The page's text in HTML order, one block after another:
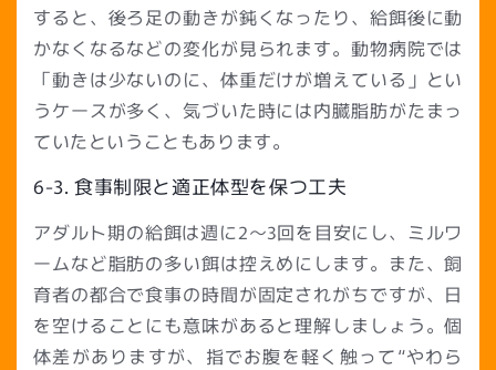
すると、後ろ足の動きが鈍くなったり、給餌後に動
かなくなるなどの変化が見られます。動物病院では
「動きは少ないのに、体重だけが増えている」とい
うケースが多く、気づいた時には内臓脂肪がたまっ
ていたということもあります。
6-3. 食事制限と適正体型を保つ工夫
アダルト期の給餌は週に2〜3回を目安にし、ミルワ
ームなど脂肪の多い餌は控えめにします。また、飼
育者の都合で食事の時間が固定されがちですが、日
を空けることにも意味があると理解しましょう。個
体差がありますが、指でお腹を軽く触って“やわら